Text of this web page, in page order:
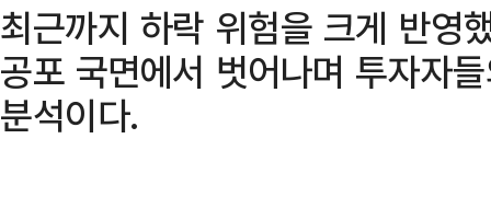
최근까지 하락 위험을 크게 반
공포 국면에서 벗어나며 투자자
분석이다.